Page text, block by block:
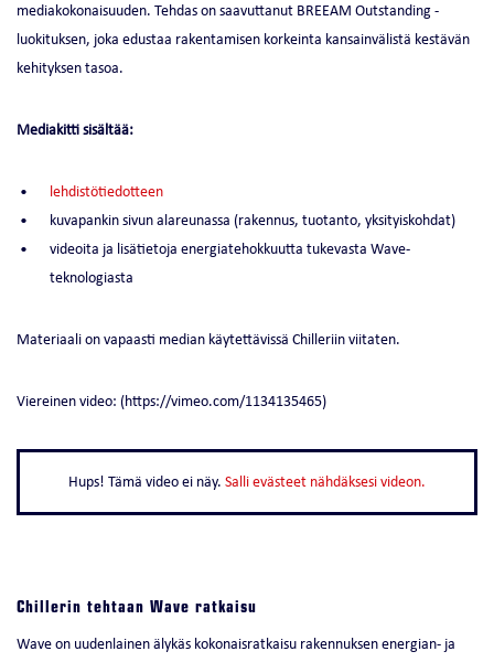
mediakokonaisuuden. Tehdas on saavuttanut BREEAM Outstanding -
luokituksen, joka edustaa rakentamisen korkeinta kansainvälistä kestävän
kehityksen tasoa.
Mediakitti sisältää:
lehdistötiedotteen
kuvapankin sivun alareunassa (rakennus, tuotanto, yksityiskohdat)
videoita ja lisätietoja energiatehokkuutta tukevasta Wave-
teknologiasta
Materiaali on vapaasti median käytettävissä Chilleriin viitaten.
Viereinen video: (https://vimeo.com/1134135465)
Hups! Tämä video ei näy. Salli evästeet nähdäksesi videon.
Chillerin tehtaan Wave ratkaisu
Wave on uudenlainen älykäs kokonaisratkaisu rakennuksen energian- ja